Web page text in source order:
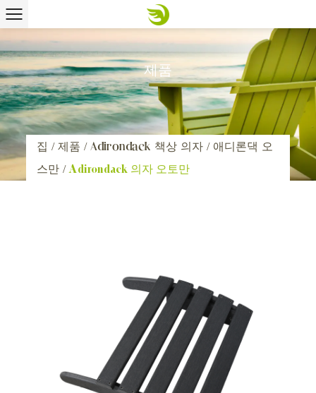
제품
집 /제품 / Adirondack 책상 의자 / 애디론댁 오
스만 / Adirondack 의자 오토만